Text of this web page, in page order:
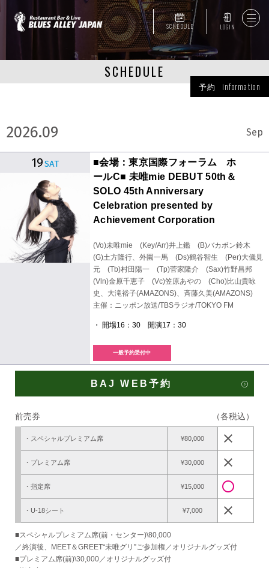
SCHEDULE LOGIN
SCHEDULE
予約 information
2026.09 Sep
19SAT
■会場：東京国際フォーラム ホ
ールC■ 未唯mie DEBUT 50th＆
SOLO 45th Anniversary
Celebration presented by
Achievement Corporation
(Vo)未唯mie (Key/Arr)井上鑑 (B)バカボン鈴木
(G)土方隆行、外園一馬 (Ds)鶴谷智生 (Per)大儀見
元 (Tb)村田陽一 (Tp)菅家隆介 (Sax)竹野昌邦
(Vln)金原千恵子 (Vc)笠原あやの (Cho)比山貴咏
史、大滝裕子(AMAZONS)、斉藤久美(AMAZONS)
主催：ニッポン放送/TBSラジオ/TOKYO FM
・ 開場16：30 開演17：30
一般予約受付中
BAJ WEB予約
前売券 （各税込）
・スペシャルプレミアム席 ¥80,000 close
・プレミアム席 ¥30,000 close
・指定席 ¥15,000 radio_button_unchecked
・U-18シート ¥7,000 close
■スペシャルプレミアム席(前・センター)\80,000
／終演後、MEET＆GREET“未唯グリ”ご参加権／オリジナルグッズ付
■プレミアム席(前)\30,000／オリジナルグッズ付